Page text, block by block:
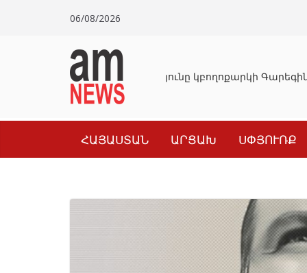
06/08/2026
Դատախազությունը կբողոքարկի Գարեգին
ՀԱՅԱՍՏԱՆ ԱՐՑԱԽ ՍՓՅՈՒՌՔ